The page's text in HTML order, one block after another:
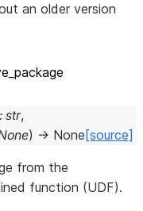
an older version
package
: str,
) → None [source]
from the
function (UDF).